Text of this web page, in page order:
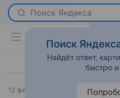
Поиск Яндекса
12 февраля 2026 Леди Mail
Поиск
Найдёт ответ,
быстро и